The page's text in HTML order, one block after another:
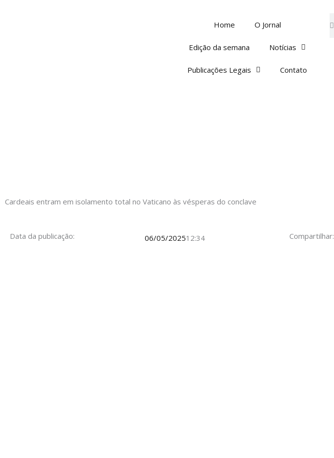
Home O Jornal
Edição da semana Notícias
Publicações Legais Contato
Cardeais entram em isolamento total no Vaticano às vésperas do conclave
Data da publicação: 06/05/202512:34 Compartilhar: